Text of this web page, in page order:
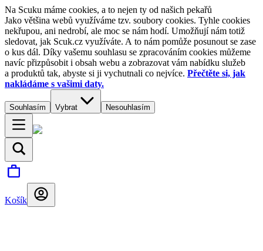
Na Scuku máme cookies, a to nejen ty od našich pekařů
Jako většina webů využíváme tzv. soubory cookies. Tyhle cookies
nekřupou, ani nedrobí, ale moc se nám hodí. Umožňují nám totiž
sledovat, jak Scuk.cz využíváte. A to nám pomůže posunout se zase
o kus dál. Díky vašemu souhlasu se zpracováním cookies můžeme
navíc přizpůsobit i obsah webu a zobrazovat vám nabídku služeb
a produktů tak, abyste si ji vychutnali co nejvíce. Přečtěte si, jak
nakládáme s vašimi daty.
Souhlasím Vybrat Nesouhlasím
Košík